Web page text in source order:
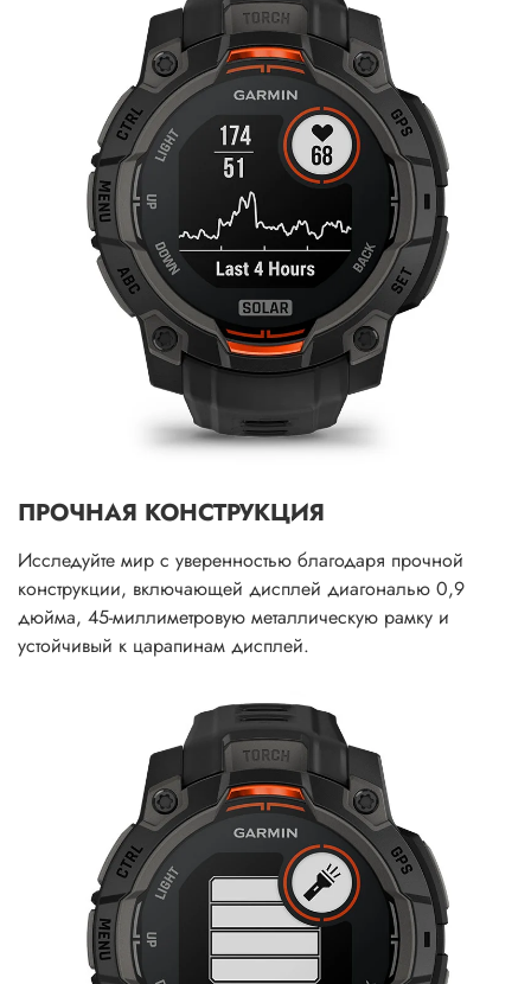
ПРОЧНАЯ КОНСТРУКЦИЯ
Исследуйте мир с уверенностью благодаря прочной
конструкции, включающей дисплей диагональю 0,9
дюйма, 45-миллиметровую металлическую рамку и
устойчивый к царапинам дисплей.